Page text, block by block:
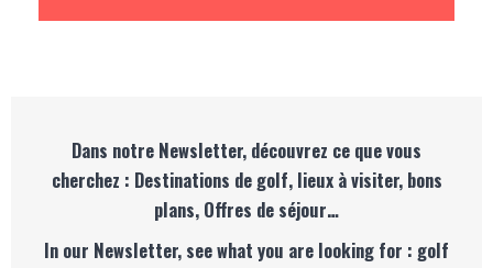
Dans notre Newsletter, découvrez ce que vous
cherchez : Destinations de golf, lieux à visiter, bons
plans, Offres de séjour…
In our Newsletter, see what you are looking for : golf